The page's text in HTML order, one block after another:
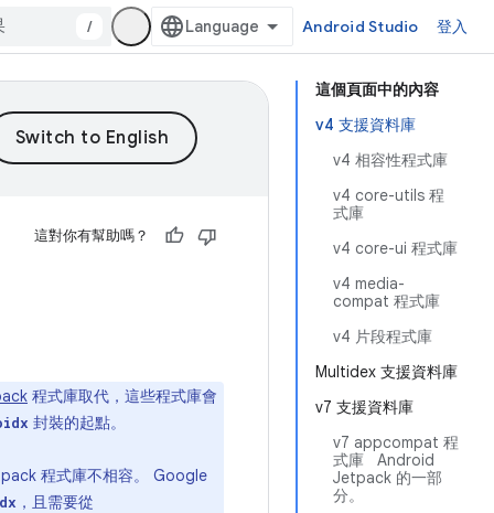
/ Android Studio 登入
這個頁面中的內容
v4 支援資料庫
v4 相容性程式庫
v4 core-utils 程
式庫
v4 core-ui 程式庫
v4 media-
compat 程式庫
v4 片段程式庫
Multidex 支援資料庫
v7 支援資料庫
v7 appcompat 程
式庫 Android
Jetpack 的一部
分。
這對你有幫助嗎？
程式庫取代，這些程式庫會
封裝的起點。
程式庫不相容。 Google
，且需要從